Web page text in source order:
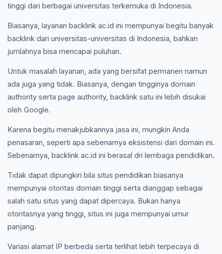
tinggi dari berbagai universitas terkemuka di Indonesia.
Biasanya, layanan backlink ac.id ini mempunyai begitu banyak
backlink dari universitas-universitas di Indonesia, bahkan
jumlahnya bisa mencapai puluhan.
Untuk masalah layanan, ada yang bersifat permanen namun
ada juga yang tidak. Biasanya, dengan tingginya domain
authority serta page authority, backlink satu ini lebih disukai
oleh Google.
Karena begitu menakjubkannya jasa ini, mungkin Anda
penasaran, seperti apa sebenarnya eksistensi dari domain ini.
Sebenarnya, backlink ac.id ini berasal dri lembaga pendidikan.
Tidak dapat dipungkiri bila situs pendidikan biasanya
mempunyai otoritas domain tinggi serta dianggap sebagai
salah satu situs yang dapat dipercaya. Bukan hanya
otoritasnya yang tinggi, situs ini juga mempunyai umur
panjang.
Variasi alamat IP berbeda serta terlihat lebih terpecaya di